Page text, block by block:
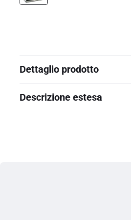
Dettaglio prodotto
Descrizione estesa